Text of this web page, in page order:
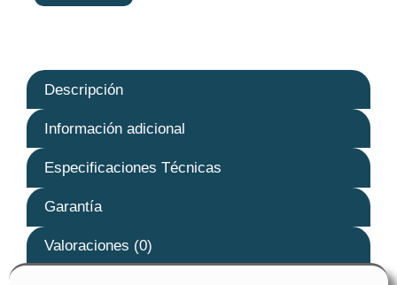
Descripción
Información adicional
Especificaciones Técnicas
Garantía
Valoraciones (0)